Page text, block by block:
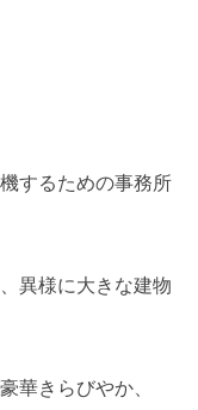
するための事務所
異様に大きな建物
華きらびやか、